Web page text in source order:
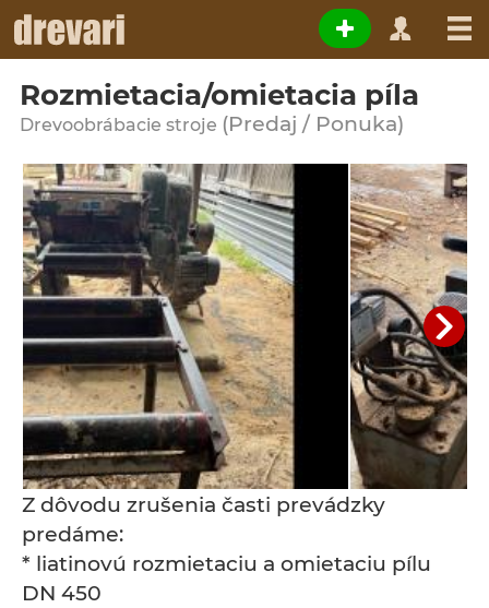
Rozmietacia/omietacia píla
Drevoobrábacie stroje (Predaj / Ponuka)
Z dôvodu zrušenia časti prevádzky
predáme:
* liatinovú rozmietaciu a omietaciu pílu
DN 450